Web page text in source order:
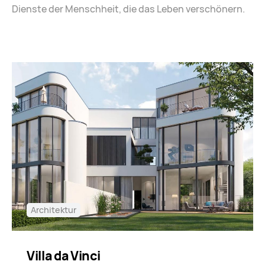
Dienste der Menschheit, die das Leben verschönern.
Architektur
Villa da Vinci